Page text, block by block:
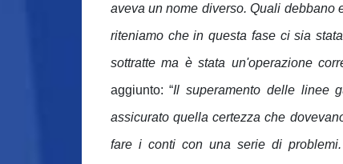
aveva un nome diverso. Quali debbano
riteniamo che in questa fase ci sia
sottratte ma è stata un'operazione
aggiunto: “Il superamento delle linee
assicurato quella certezza che
fare i conti con una serie di